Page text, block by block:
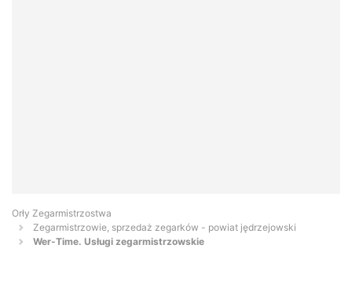
Orły Zegarmistrzostwa
Zegarmistrzowie, sprzedaż zegarków - powiat jędrzejowski
Wer-Time. Usługi zegarmistrzowskie